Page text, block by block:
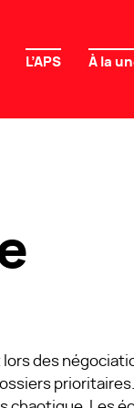
L’APS À la
lors des